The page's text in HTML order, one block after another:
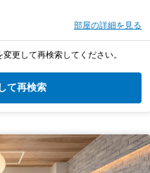
部屋の詳細を見る
更して再検索してください。
て再検索